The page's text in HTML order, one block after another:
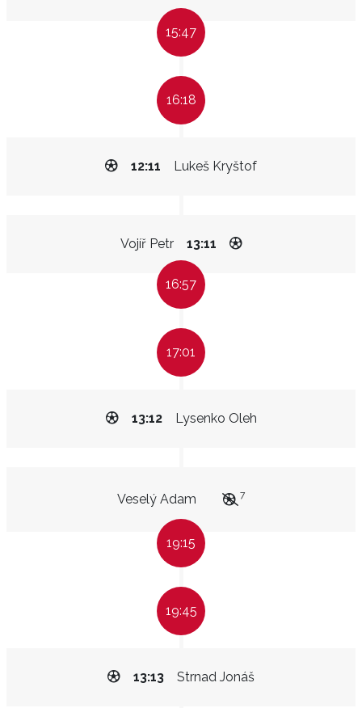
15:47
16:18
Lukeš Kryštof
12:11
Vojíř Petr 13:11
16:57
17:01
Lysenko Oleh
13:12
Veselý Adam 7
19:15
19:45
Strnad Jonáš
13:13